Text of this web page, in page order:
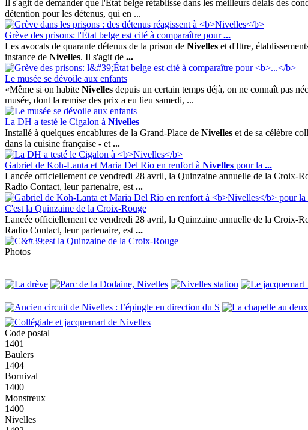
Il s'agit de demander que l'État belge rétablisse dans les meilleurs délais des
détention pour les détenus, qui en ...
Grève des prisons: l'État belge est cité à comparaître pour...
Les avocats de quarante détenus de la prison de Nivelles et d'Ittre,
instance de Nivelles. Il s'agit de ...
Le musée se dévoile aux enfants
«Même si on habite Nivelles depuis un certain temps déjà, on ne connaît pas
musée, dont la remise des prix a eu lieu samedi, ...
La DH a testé le Cigalon à Nivelles
Installé à quelques encablures de la Grand-Place de Nivelles et de sa célèbre
dans la cuisine française - et ...
Gabriel de Koh-Lanta et Maria Del Rio en renfort à Nivelles pour la ...
Lancée officiellement ce vendredi 28 avril, la Quinzaine annuelle de la Croix-
Radio Contact, leur partenaire, est ...
C'est la Quinzaine de la Croix-Rouge
Lancée officiellement ce vendredi 28 avril, la Quinzaine annuelle de la Croix-
Radio Contact, leur partenaire, est ...
Photos
Code postal
1401
Baulers
1404
Bornival
1400
Monstreux
1400
Nivelles